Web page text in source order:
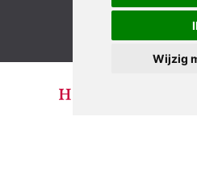
Wijzig